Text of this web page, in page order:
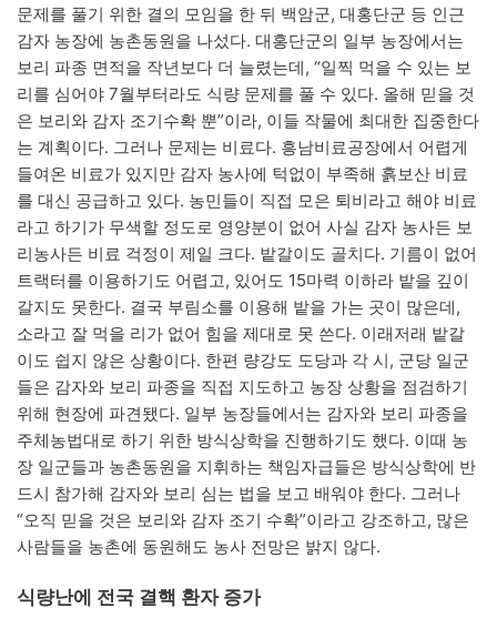
문제를 풀기 위한 결의 모임을 한 뒤 백암군, 대홍단군 등 인근
감자 농장에 농촌동원을 나섰다. 대홍단군의 일부 농장에서는
보리 파종 면적을 작년보다 더 늘렸는데, “일찍 먹을 수 있는 보
리를 심어야 7월부터라도 식량 문제를 풀 수 있다. 올해 믿을 것
은 보리와 감자 조기수확 뿐”이라, 이들 작물에 최대한 집중한다
는 계획이다. 그러나 문제는 비료다. 흥남비료공장에서 어렵게
들여온 비료가 있지만 감자 농사에 턱없이 부족해 흙보산 비료
를 대신 공급하고 있다. 농민들이 직접 모은 퇴비라고 해야 비료
라고 하기가 무색할 정도로 영양분이 없어 사실 감자 농사든 보
리농사든 비료 걱정이 제일 크다. 밭갈이도 골치다. 기름이 없어
트랙터를 이용하기도 어렵고, 있어도 15마력 이하라 밭을 깊이
갈지도 못한다. 결국 부림소를 이용해 밭을 가는 곳이 많은데,
소라고 잘 먹을 리가 없어 힘을 제대로 못 쓴다. 이래저래 밭갈
이도 쉽지 않은 상황이다. 한편 량강도 도당과 각 시, 군당 일군
들은 감자와 보리 파종을 직접 지도하고 농장 상황을 점검하기
위해 현장에 파견됐다. 일부 농장들에서는 감자와 보리 파종을
주체농법대로 하기 위한 방식상학을 진행하기도 했다. 이때 농
장 일군들과 농촌동원을 지휘하는 책임자급들은 방식상학에 반
드시 참가해 감자와 보리 심는 법을 보고 배워야 한다. 그러나
“오직 믿을 것은 보리와 감자 조기 수확”이라고 강조하고, 많은
사람들을 농촌에 동원해도 농사 전망은 밝지 않다.
식량난에 전국 결핵 환자 증가